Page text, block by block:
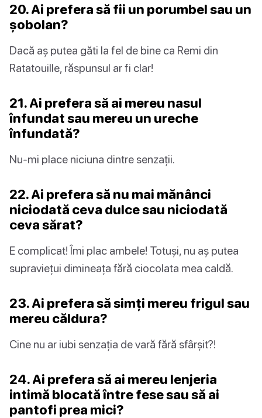
20. Ai prefera să fii un porumbel sau un
șobolan?
Dacă aș putea găti la fel de bine ca Remi din
Ratatouille, răspunsul ar fi clar!
21. Ai prefera să ai mereu nasul
înfundat sau mereu un ureche
înfundată?
Nu-mi place niciuna dintre senzații.
22. Ai prefera să nu mai mănânci
niciodată ceva dulce sau niciodată
ceva sărat?
E complicat! Îmi plac ambele! Totuși, nu aș putea
supraviețui dimineața fără ciocolata mea caldă.
23. Ai prefera să simți mereu frigul sau
mereu căldura?
Cine nu ar iubi senzația de vară fără sfârșit?!
24. Ai prefera să ai mereu lenjeria
intimă blocată între fese sau să ai
pantofi prea mici?